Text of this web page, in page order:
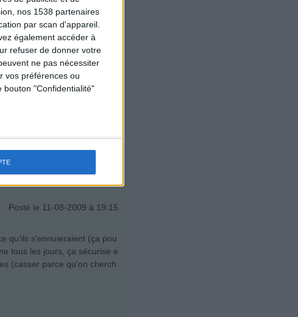
nos 1538 partenaires
par scan d'appareil.
également accéder à
refuser de donner votre
ne pas nécessiter
vos préférences ou
bouton "Confidentialité"
On prévoit activité s
et de les laisser tranquille
se font télé, lego, coloriage
pas à trouver de solution
Bon la seule solution que je
. .Je ne t'aide pas trop mais
Posté le 11-08-2009 à 19:15
qu'ils s'ennuieraient (ça pou
tous les jours, ça sécurise e
(casser parce qu'on cherch